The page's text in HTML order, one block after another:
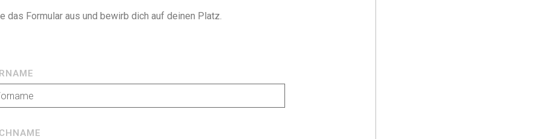
das Formular aus und bewirb dich auf deinen Platz.